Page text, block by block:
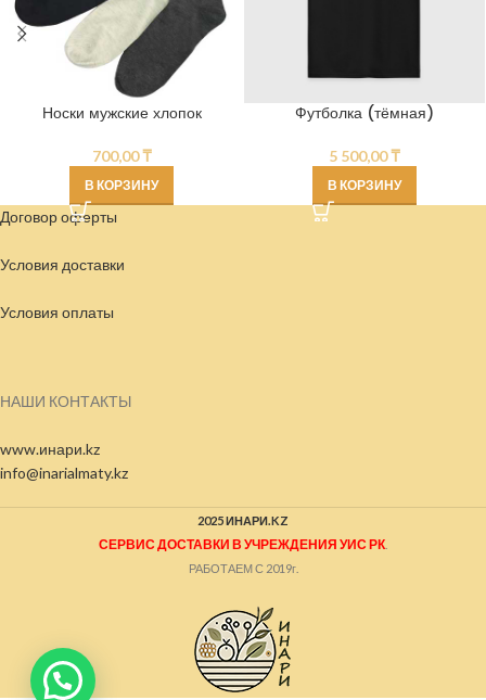
Носки мужские хлопок
700,00₸
В КОРЗИНУ
Футболка (тёмная)
5 500,00₸
В КОРЗИНУ
Договор оферты
Условия доставки
Условия оплаты
НАШИ КОНТАКТЫ
www.инари.kz
info@inarialmaty.kz
2025 ИНАРИ.KZ
СЕРВИС ДОСТАВКИ В УЧРЕЖДЕНИЯ УИС РК
РАБОТАЕМ С 2019г.